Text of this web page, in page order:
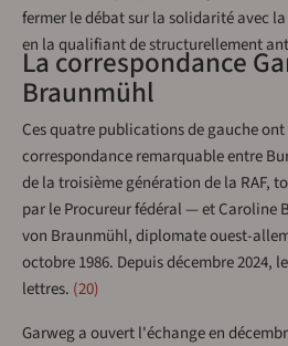
fermer le débat sur la solidarité avec
en la qualifiant de structurellement
La correspondance
Braunmühl
Ces quatre publications de gauche
correspondance remarquable entre
de la troisième génération de la RAF,
par le Procureur fédéral — et Caroline
von Braunmühl, diplomate ouest-
octobre 1986. Depuis décembre 2024,
lettres. 20
Garweg a ouvert l'échange en